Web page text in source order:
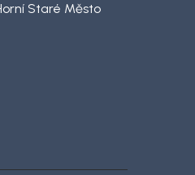
Staré Město